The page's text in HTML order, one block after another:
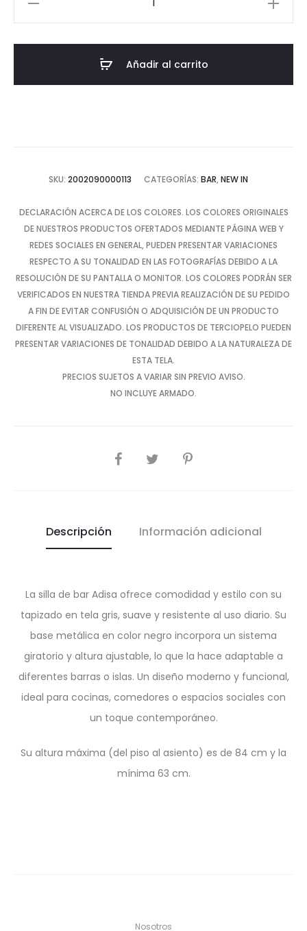
Añadir al carrito
SKU: 2002090000113 CATEGORÍAS: BAR, NEW IN
DECLARACIÓN ACERCA DE LOS COLORES. LOS COLORES ORIGINALES
DE NUESTROS PRODUCTOS OFERTADOS MEDIANTE PÁGINA WEB Y
REDES SOCIALES EN GENERAL, PUEDEN PRESENTAR VARIACIONES
RESPECTO A SU TONALIDAD EN LAS FOTOGRAFÍAS DEBIDO A LA
RESOLUCIÓN DE SU PANTALLA O MONITOR. LOS COLORES PODRÁN SER
VERIFICADOS EN NUESTRA TIENDA PREVIA REALIZACIÓN DE SU PEDIDO
A FIN DE EVITAR CONFUSIÓN O ADQUISICIÓN DE UN PRODUCTO
DIFERENTE AL VISUALIZADO. LOS PRODUCTOS DE TERCIOPELO PUEDEN
PRESENTAR VARIACIONES DE TONALIDAD DEBIDO A LA NATURALEZA DE
ESTA TELA.
PRECIOS SUJETOS A VARIAR SIN PREVIO AVISO.
NO INCLUYE ARMADO.
SHARE
Descripción Información adicional
La silla de bar Adisa ofrece comodidad y estilo con su
tapizado en tela gris, suave y resistente al uso diario. Su
base metálica en color negro incorpora un sistema
giratorio y altura ajustable, lo que la hace adaptable a
diferentes barras o islas. Un diseño moderno y funcional,
ideal para cocinas, comedores o espacios sociales con
un toque contemporáneo.
Su altura máxima (del piso al asiento) es de 84 cm y la
mínima 63 cm.
Nosotros